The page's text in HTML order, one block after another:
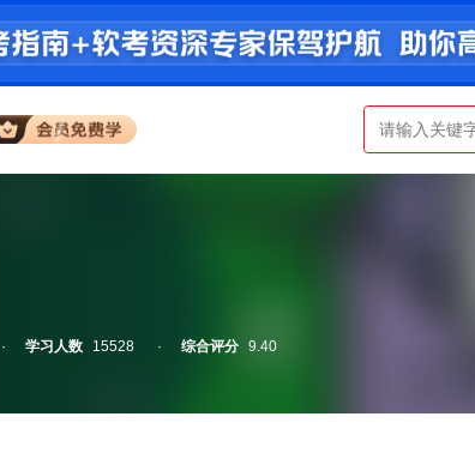
学习人数 15528 综合评分 9.40